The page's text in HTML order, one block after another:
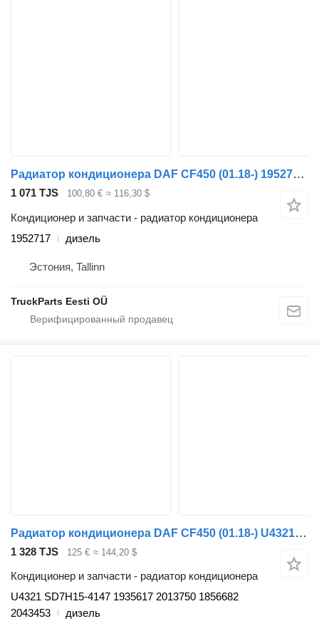
Радиатор кондиционера DAF CF450 (01.18-) 1952717 для тягача DAF CF450, CF460 (2017-)
1 071 TJS 100,80 € ≈ 116,30 $
Кондиционер и запчасти - радиатор кондиционера
1952717
дизель
Эстония, Tallinn
TruckParts Eesti OÜ
Радиатор кондиционера DAF CF450 (01.18-) U4321 для тягача DAF CF450, CF460 (2017-)
1 328 TJS 125 € ≈ 144,20 $
Кондиционер и запчасти - радиатор кондиционера
U4321 SD7H15-4147 1935617 2013750 1856682
2043453
дизель